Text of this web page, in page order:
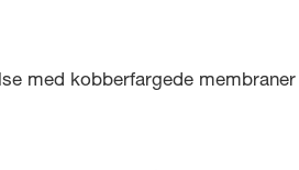
med kobberfargede membraner